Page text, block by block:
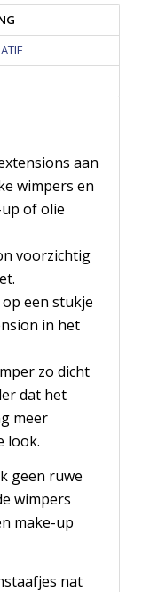
aan
wimpers en
of olie
voorzichtig
een stukje
in het
zo dicht
dat het
meer
look.
geen ruwe
wimpers
make-up
nat